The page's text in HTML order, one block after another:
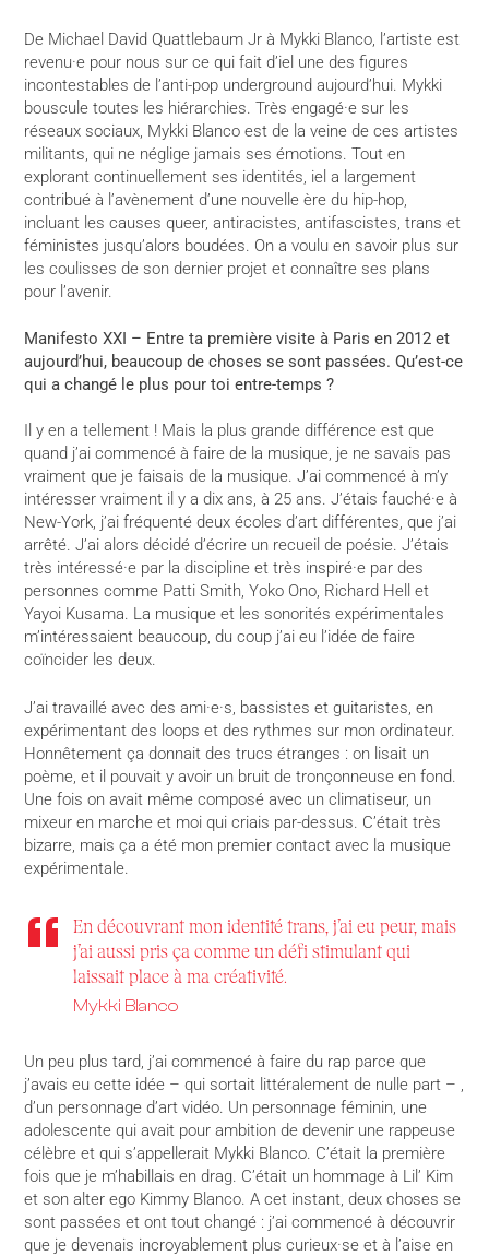
De Michael David Quattlebaum Jr à Mykki Blanco, l’artiste est
revenu·e pour nous sur ce qui fait d’iel une des figures
incontestables de l’anti-pop underground aujourd’hui. Mykki
bouscule toutes les hiérarchies. Très engagé·e sur les
réseaux sociaux, Mykki Blanco est de la veine de ces artistes
militants, qui ne néglige jamais ses émotions. Tout en
explorant continuellement ses identités, iel a largement
contribué à l’avènement d’une nouvelle ère du hip-hop,
incluant les causes queer, antiracistes, antifascistes, trans et
féministes jusqu’alors boudées. On a voulu en savoir plus sur
les coulisses de son dernier projet et connaître ses plans
pour l’avenir.
Manifesto XXI – Entre ta première visite à Paris en 2012 et
aujourd’hui, beaucoup de choses se sont passées. Qu’est-ce
qui a changé le plus pour toi entre-temps ?
Il y en a tellement ! Mais la plus grande différence est que
quand j’ai commencé à faire de la musique, je ne savais pas
vraiment que je faisais de la musique. J’ai commencé à m’y
intéresser vraiment il y a dix ans, à 25 ans. J’étais fauché·e à
New-York, j’ai fréquenté deux écoles d’art différentes, que j’ai
arrêté. J’ai alors décidé d’écrire un recueil de poésie. J’étais
très intéressé·e par la discipline et très inspiré·e par des
personnes comme Patti Smith, Yoko Ono, Richard Hell et
Yayoi Kusama. La musique et les sonorités expérimentales
m’intéressaient beaucoup, du coup j’ai eu l’idée de faire
coïncider les deux.
J’ai travaillé avec des ami·e·s, bassistes et guitaristes, en
expérimentant des loops et des rythmes sur mon ordinateur.
Honnêtement ça donnait des trucs étranges : on lisait un
poème, et il pouvait y avoir un bruit de tronçonneuse en fond.
Une fois on avait même composé avec un climatiseur, un
mixeur en marche et moi qui criais par-dessus. C’était très
bizarre, mais ça a été mon premier contact avec la musique
expérimentale.
En découvrant mon identité trans, j’ai eu peur, mais
j’ai aussi pris ça comme un défi stimulant qui
laissait place à ma créativité.
Mykki Blanco
Un peu plus tard, j’ai commencé à faire du rap parce que
j’avais eu cette idée – qui sortait littéralement de nulle part – ,
d’un personnage d’art vidéo. Un personnage féminin, une
adolescente qui avait pour ambition de devenir une rappeuse
célèbre et qui s’appellerait Mykki Blanco. C’était la première
fois que je m’habillais en drag. C’était un hommage à Lil’ Kim
et son alter ego Kimmy Blanco. A cet instant, deux choses se
sont passées et ont tout changé : j’ai commencé à découvrir
que je devenais incroyablement plus curieux·se et à l’aise en